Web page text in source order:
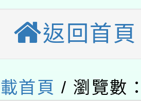
優單位及節水達
孔廟祈福系列
啟航」
桃園地景藝術
學年度第2次
果公告(無人
共學行動站研
115年度閱讀
返回首頁
首頁 / 瀏覽數